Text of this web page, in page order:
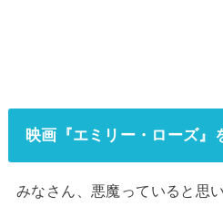
映画『エミリー・ローズ』
みなさん、悪魔っていると思